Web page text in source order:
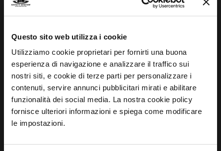
Questo sito web utilizza i cookie
Utilizziamo cookie proprietari per fornirti una buona
esperienza di navigazione e analizzare il traffico sui
nostri siti, e cookie di terze parti per personalizzare i
contenuti, servire annunci pubblicitari mirati e abilitare
funzionalità dei social media. La nostra cookie policy
fornisce ulteriori informazioni e spiega come modificare
le impostazioni.
INFORMAÇÕES
Equipamentos de segurança
Whistleblowing
Impressum
Guia aos tamanhos
CONTACTOS